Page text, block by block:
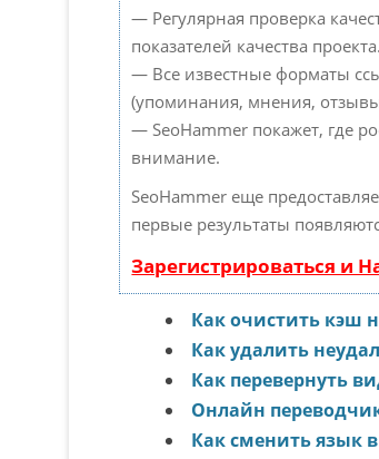
— Регулярная проверка
показателей качества проекта.
— Все известные форматы
(упоминания, мнения,
— SeoHammer покажет, где
внимание.
SeoHammer еще
первые результаты
Зарегистрироваться и
Как очистить кэш
Как удалить
Как перевернуть
Онлайн
Как сменить язык